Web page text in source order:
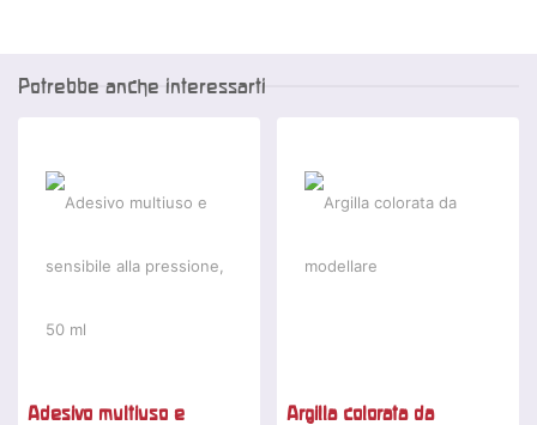
Potrebbe anche interessarti
Adesivo multiuso e
Argilla colorata da